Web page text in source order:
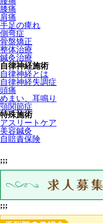
膝痛
肩痛
手足の痺れ
側弯症
骨盤矯正
整体治療
鍼灸治療
自律神経施術
自律神経とは
自律神経失調症
頭痛
めまい、耳鳴り
顎関節症
特殊施術
アスリートケア
美容鍼灸
自賠責保険
;;;
;;;